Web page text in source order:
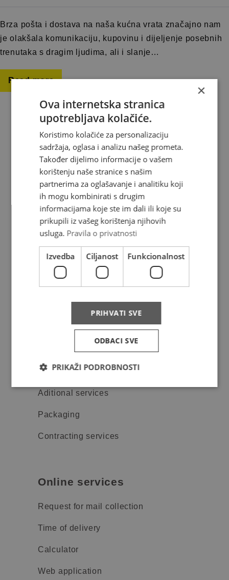
Brza pošta i dostava na naša kućna vrata značajno nam
je olakšala komunikaciju, kupovinu i dijeljenje posebnih
trenutaka s dragim ljudima, ali i slanje…
Read more
About us
Where do we deliver
News
FAQ
Complaints
Privacy policy
Services
Track & trace
Aditional services
Packaging
Contracting services
Online services
Request for mail collection
Time of delivery
Calculator
Web application
×
Ova internetska stranica
upotrebljava kolačiće.
Koristimo kolačiće za personalizaciju
sadržaja, oglasa i analizu našeg prometa.
Također dijelimo informacije o vašem
korištenju naše stranice s našim
partnerima za oglašavanje i analitiku koji
ih mogu kombinirati s drugim
informacijama koje ste im dali ili koje su
prikupili iz vašeg korištenja njihovih
usluga. Pravila o privatnosti
Izvedba Ciljanost Funkcionalnost
PRIHVATI SVE
ODBACI SVE
PRIKAŽI PODROBNOSTI